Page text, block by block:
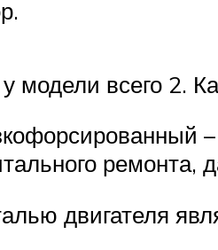
модели всего 2.
двигателя